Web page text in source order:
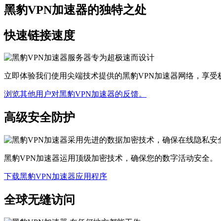
黑豹VPN加速器的独特之处
快速链接速度
立即体验我们使用尖端技术提供的黑豹VPN加速器网络，享受
浏览其他用户对黑豹VPN加速器的反馈。
高级安全防护
黑豹VPN加速器运用顶级加密技术，确保您的数字活动安全。
下载黑豹VPN加速器应用程序
全球无缝访问